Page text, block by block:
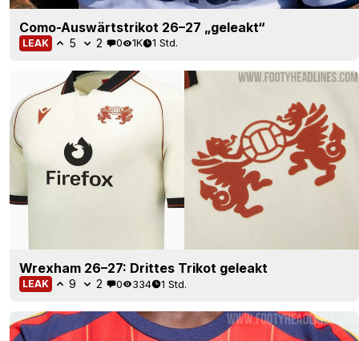
Como-Auswärtstrikot 26–27 „geleakt“
LEAK 5 2 0 1K 1 Std.
Wrexham 26–27: Drittes Trikot geleakt
LEAK 9 2 0 334 1 Std.